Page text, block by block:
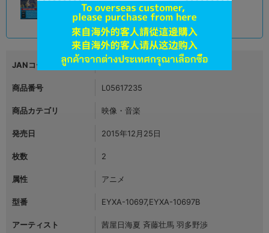
品切状態 590円 税込
JANコード 4562475256970
商品番号 L05617235
商品カテゴリ 映像・音楽
発売日 2015年12月25日
枚数 2
属性 アニメ
型番 EYXA-10697,EYXA-10697B
アーティスト 茜屋日海夏 斉藤壮馬 羽多野渉